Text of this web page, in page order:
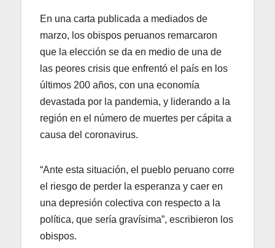
En una carta publicada a mediados de
marzo, los obispos peruanos remarcaron
que la elección se da en medio de una de
las peores crisis que enfrentó el país en los
últimos 200 años, con una economía
devastada por la pandemia, y liderando a la
región en el número de muertes per cápita a
causa del coronavirus.
“Ante esta situación, el pueblo peruano corre
el riesgo de perder la esperanza y caer en
una depresión colectiva con respecto a la
política, que sería gravísima”, escribieron los
obispos.